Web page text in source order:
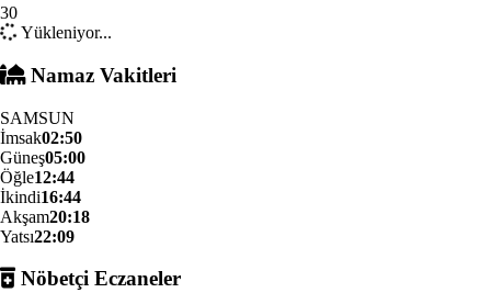
30
Yükleniyor...
Namaz Vakitleri
SAMSUN
İmsak02:50
Güneş05:00
Öğle12:44
İkindi16:44
Akşam20:18
Yatsı22:09
Nöbetçi Eczaneler